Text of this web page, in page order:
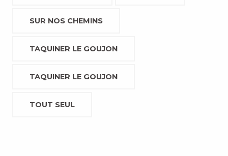
SUR NOS CHEMINS
TAQUINER LE GOUJON
TAQUINER LE GOUJON
TOUT SEUL